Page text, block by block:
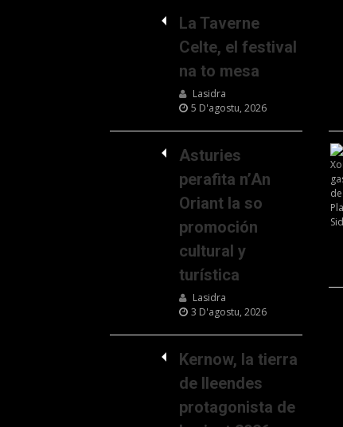
La Taverne
Celte, el festival
na to mesa
Lasidra
5 D'agostu, 2026
Asturies
perafita n’An
Oriant la so
promoción
cultural y
turística
Lasidra
3 D'agostu, 2026
Kernow, la tierra
de lleendes
protagonista de